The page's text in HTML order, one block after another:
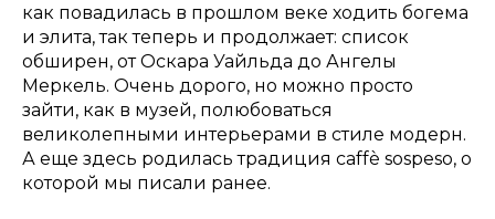
как повадилась в прошлом веке ходить богема
и элита, так теперь и продолжает: список
обширен, от Оскара Уайльда до Ангелы
Меркель. Очень дорого, но можно просто
зайти, как в музей, полюбоваться
великолепными интерьерами в стиле модерн.
А еще здесь родилась традиция caffè sospeso, о
которой мы писали ранее.